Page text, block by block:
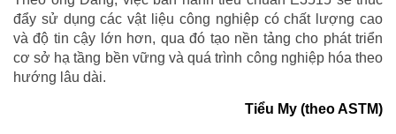
đẩy sử dụng các vật liệu công nghiệp có chất lượng cao
và độ tin cậy lớn hơn, qua đó tạo nền tảng cho phát triển
cơ sở hạ tầng bền vững và quá trình công nghiệp hóa theo
hướng lâu dài.
Tiểu My (theo ASTM)